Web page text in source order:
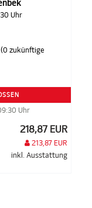
Uhr
zukünftige
Uhr
218,87 EUR
213,87 EUR
inkl. Ausstattung